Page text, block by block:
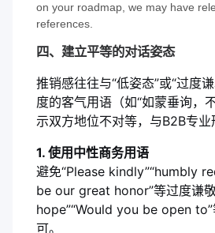
on your roadmap, we may have
references.
四、建立平等的对话姿态
推销感往往与“低姿态”或“过度
度的客气用语（如“如蒙垂询，
示双方地位不对等，与B2B专业
1. 使用中性商务用语
避免“Please kindly”“humbly
be our great honor”等过度谦
hope”“Would you be open
可。